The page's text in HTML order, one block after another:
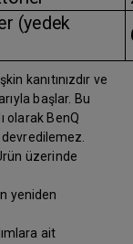
(yedek
kanıtınızdır ve
başlar. Bu
olarak BenQ
üzerinde
yeniden
ait